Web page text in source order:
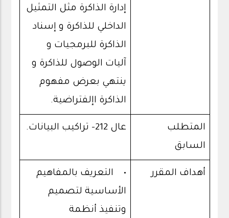
إدارة الذاكرة مثل التمثيل
الداخلي للذاكرة و إسناد
الذاكرة للبرمجيات و
آليات الوصول للذاكرة و
ينتهي بعرض مفهوم
الذاكرة اإلفتراضية.
المتطلب
السابق
عال 212- تراكيب البيانات.
أهداف المقرر
• التعريف بالمفاهيم
الأساسية لتصميم
وتنفيذ أنظمة